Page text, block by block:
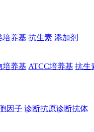
培养基 抗生素 添加剂
培养基 ATCC培养基 抗生
因子 诊断抗原诊断抗体